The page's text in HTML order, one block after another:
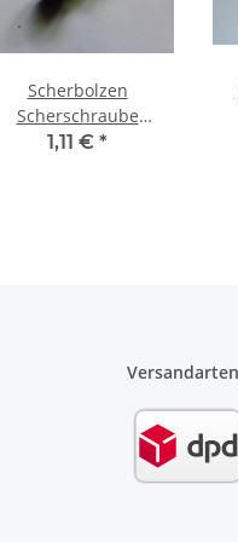
Scherbolzen
Scherschraube
M6
1,11 € *
Versandarten